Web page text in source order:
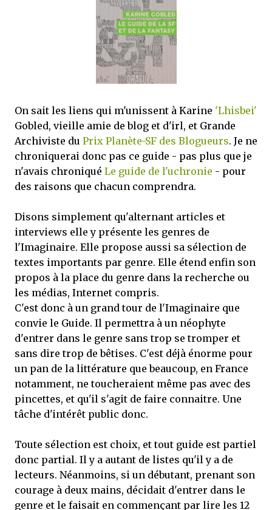
mettre sous tous les yeux. C'est cela...
On sait les liens qui m'unissent à Karine 'Lhisbei'
Gobled, vieille amie de blog et d'irl, et Grande
Archiviste du Prix Planète-SF des Blogueurs. Je ne
chroniquerai donc pas ce guide - pas plus que je
n'avais chroniqué Le guide de l'uchronie - pour
des raisons que chacun comprendra.
Disons simplement qu'alternant articles et
interviews elle y présente les genres de
l'Imaginaire. Elle propose aussi sa sélection de
textes importants par genre. Elle étend enfin son
propos à la place du genre dans la recherche ou
les médias, Internet compris.
C'est donc à un grand tour de l'Imaginaire que
convie le Guide. Il permettra à un néophyte
d'entrer dans le genre sans trop se tromper et
sans dire trop de bêtises. C'est déjà énorme pour
un pan de la littérature que beaucoup, en France
notamment, ne toucheraient même pas avec des
pincettes, et qu'il s'agit de faire connaitre. Une
tâche d'intérêt public donc.
Toute sélection est choix, et tout guide est partiel
donc partial. Il y a autant de listes qu'il y a de
lecteurs. Néanmoins, si un débutant, prenant son
courage à deux mains, décidait d'entrer dans le
genre et le faisait en commençant par lire les 12